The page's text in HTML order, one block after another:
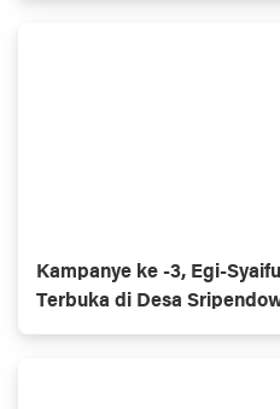
Kampanye ke -3, Egi-
Terbuka di Desa